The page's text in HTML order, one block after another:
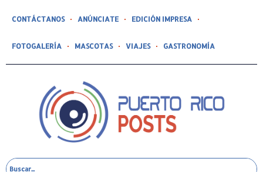
CONTÁCTANOS ANÚNCIATE EDICIÓN IMPRESA
FOTOGALERÍA MASCOTAS VIAJES GASTRONOMÍA